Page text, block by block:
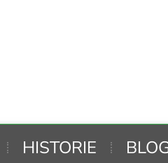
HISTORIE